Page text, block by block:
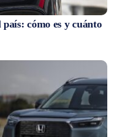
cómo es y cuánto